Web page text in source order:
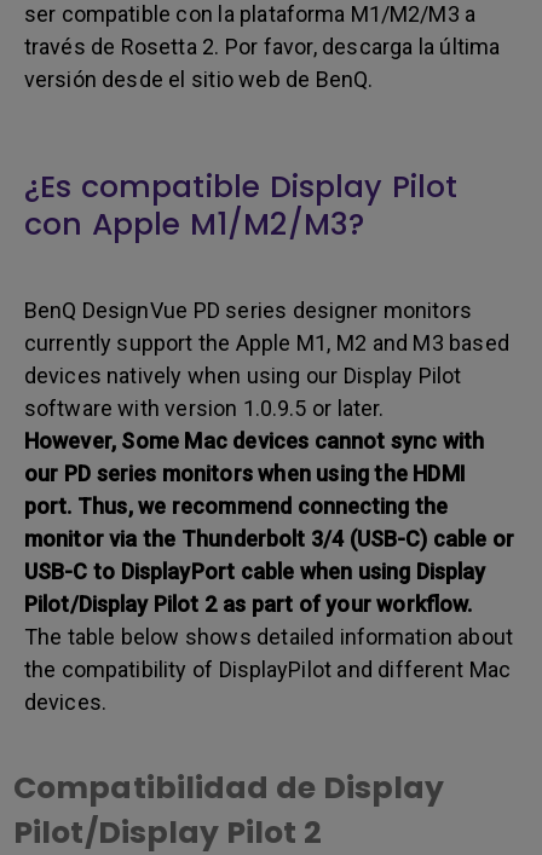
ser compatible con la plataforma M1/M2/M3 a
través de Rosetta 2. Por favor, descarga la última
versión desde el sitio web de BenQ.
¿Es compatible Display Pilot
con Apple M1/M2/M3?
BenQ DesignVue PD series designer monitors
currently support the Apple M1, M2 and M3 based
devices natively when using our Display Pilot
software with version 1.0.9.5 or later.
However, Some Mac devices cannot sync with
our PD series monitors when using the HDMI
port. Thus, we recommend connecting the
monitor via the Thunderbolt 3/4 (USB-C) cable or
USB-C to DisplayPort cable when using Display
Pilot/Display Pilot 2 as part of your workflow.
The table below shows detailed information about
the compatibility of DisplayPilot and different Mac
devices.
Compatibilidad de Display
Pilot/Display Pilot 2